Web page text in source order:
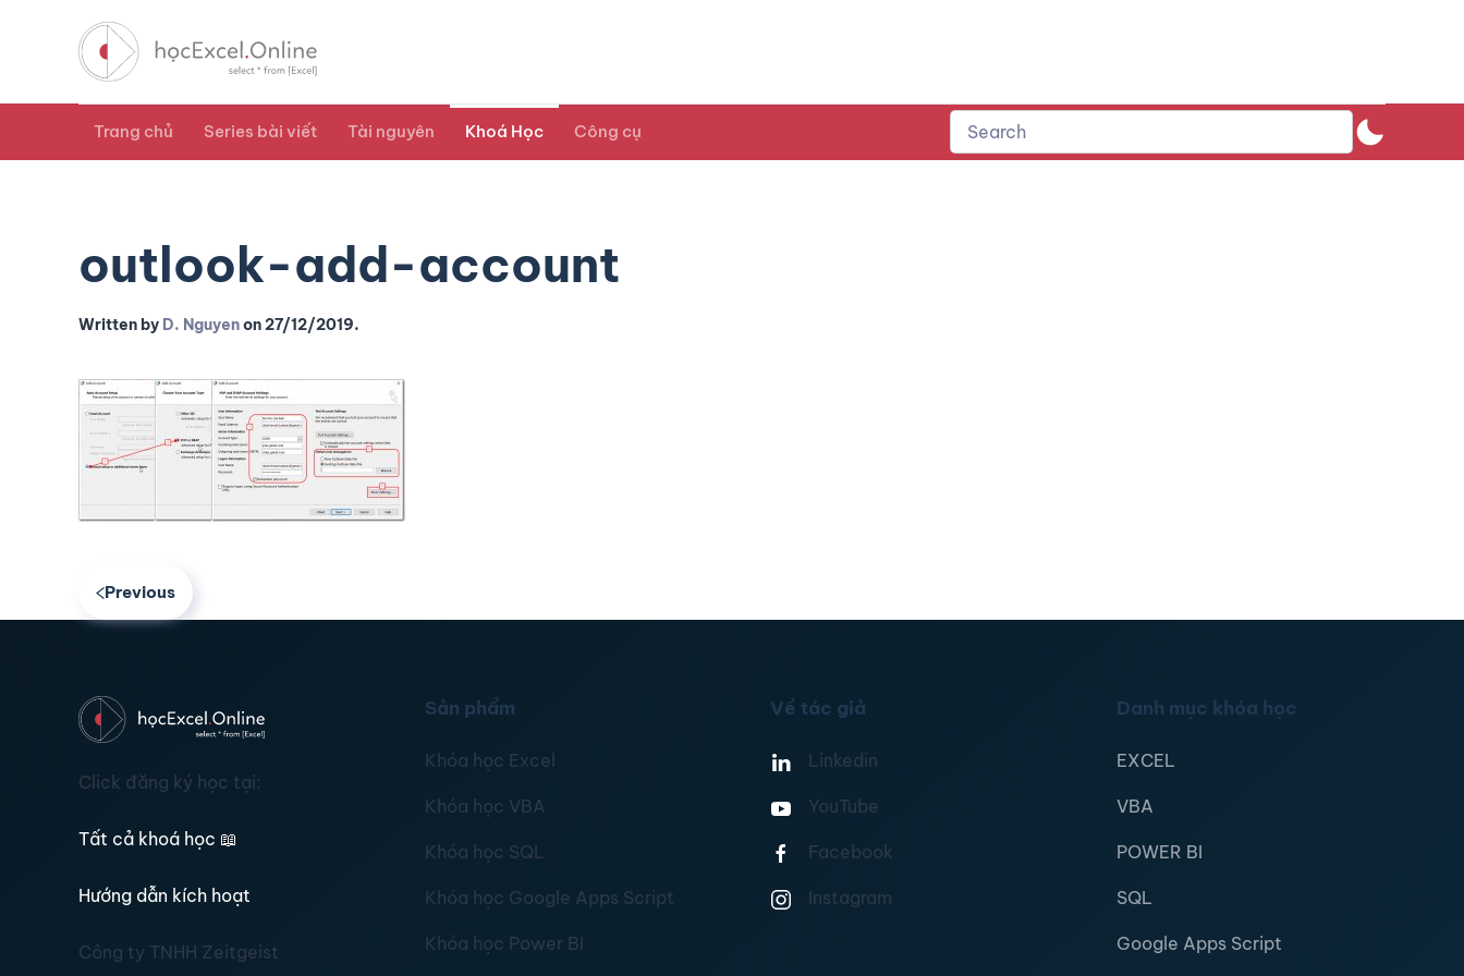
Trang chủ Series bài viết Tài nguyên Khoá Học Công cụ
outlook-add-account
Written by D. Nguyenon27/12/2019.
Previous
Click đăng ký học tại:
Tất cả khoá học 📖
Hướng dẫn kích hoạt
Công ty TNHH Zeitgeist
Sản phẩm
Khóa học Excel
Khóa học VBA
Khóa học SQL
Khóa học Google Apps Script
Khóa học Power BI
Về tác giả
Linkedin
YouTube
Facebook
Instagram
Danh mục khóa học
EXCEL
VBA
POWER BI
SQL
Google Apps Script